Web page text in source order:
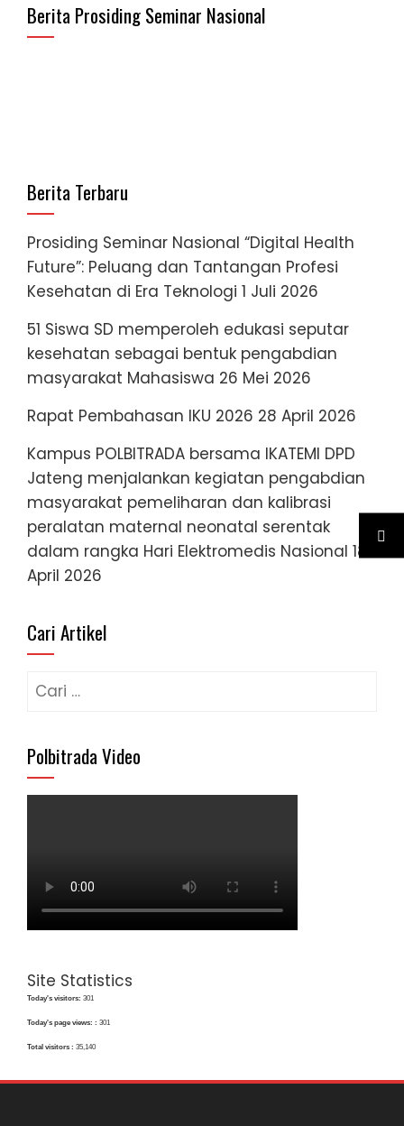
Berita Prosiding Seminar Nasional
Berita Terbaru
Prosiding Seminar Nasional “Digital Health
Future”: Peluang dan Tantangan Profesi
Kesehatan di Era Teknologi 1 Juli 2026
51 Siswa SD memperoleh edukasi seputar
kesehatan sebagai bentuk pengabdian
masyarakat Mahasiswa 26 Mei 2026
Rapat Pembahasan IKU 2026 28 April 2026
Kampus POLBITRADA bersama IKATEMI DPD
Jateng menjalankan kegiatan pengabdian
masyarakat pemeliharan dan kalibrasi
peralatan maternal neonatal serentak
dalam rangka Hari Elektromedis Nasional 18
April 2026
Cari Artikel
Cari
Polbitrada Video
Site Statistics
Today's visitors: 301
Today's page views: : 301
Total visitors : 35,140